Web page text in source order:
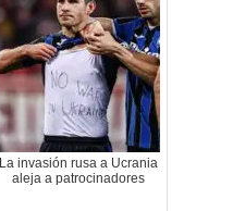
La invasión rusa a Ucrania
aleja a patrocinadores